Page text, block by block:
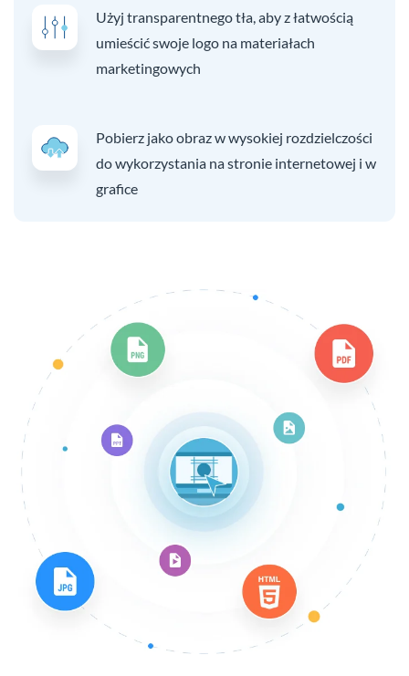
Użyj transparentnego tła, aby z łatwością
umieścić swoje logo na materiałach
marketingowych
Pobierz jako obraz w wysokiej rozdzielczości
do wykorzystania na stronie internetowej i w
grafice